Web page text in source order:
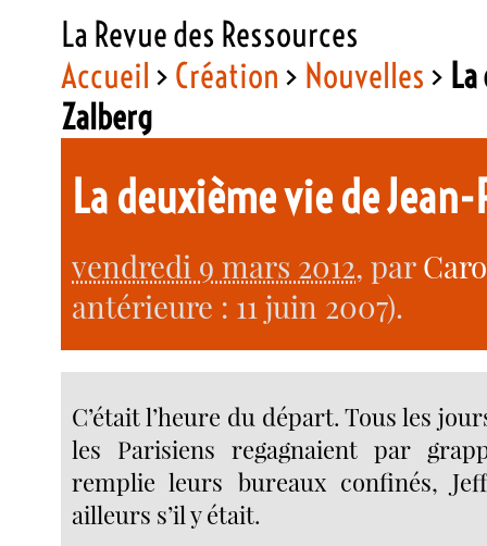
La Revue des Ressources
Accueil > Création > Nouvelles >
Zalberg
La deuxième vie de
vendredi 9 mars 2012, par
antérieure : 11 juin 2007).
C’était l’heure du départ. Tous les
les Parisiens regagnaient par
remplie leurs bureaux confinés,
ailleurs s’il y était.